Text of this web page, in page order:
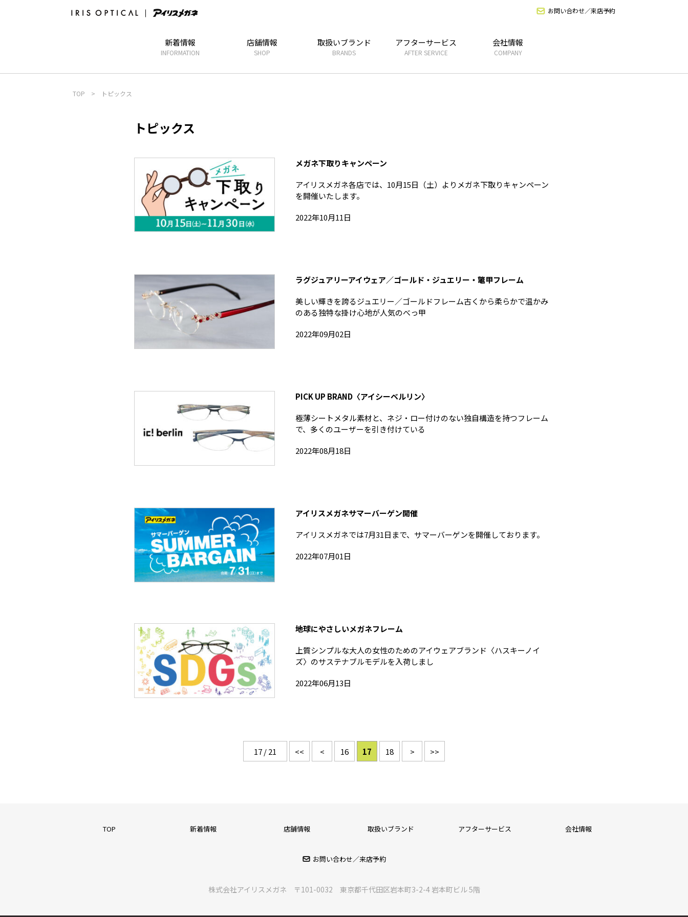
お問い合わせ／来店予約
新着情報
INFORMATION
店舗情報
SHOP
取扱いブランド
BRANDS
アフターサービス
AFTER SERVICE
会社情報
COMPANY
TOP > トピックス
トピックス
メガネ下取りキャンペーン
アイリスメガネ各店では、10月15日（土）よりメガネ下取りキャンペーン
を開催いたします。
2022年10月11日
ラグジュアリーアイウェア／ゴールド・ジュエリー・鼈甲フレーム
美しい輝きを誇るジュエリー／ゴールドフレーム古くから柔らかで温かみ
のある独特な掛け心地が人気のべっ甲
2022年09月02日
PICK UP BRAND〈アイシーベルリン〉
極薄シートメタル素材と、ネジ・ロー付けのない独自構造を持つフレーム
で、多くのユーザーを引き付けている
2022年08月18日
アイリスメガネサマーバーゲン開催
アイリスメガネでは7月31日まで、サマーバーゲンを開催しております。
2022年07月01日
地球にやさしいメガネフレーム
上質シンプルな大人の女性のためのアイウェアブランド〈ハスキーノイ
ズ〉のサステナブルモデルを入荷しまし
2022年06月13日
17 / 21 << < 16 17 18 > >>
TOP 新着情報 店舗情報 取扱いブランド アフターサービス 会社情報
お問い合わせ／来店予約
株式会社アイリスメガネ 〒101-0032 東京都千代田区岩本町3-2-4 岩本町ビル 5階